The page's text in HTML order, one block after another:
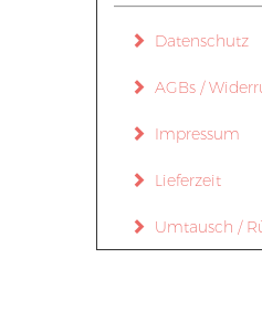
Datenschutz
AGBs /
Impressum
Lieferzeit
Umtausch /